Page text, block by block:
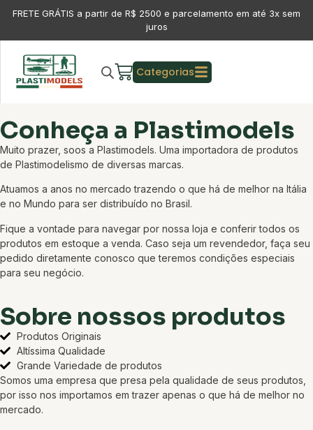
FRETE GRÁTIS a partir de R$ 2500 e parcelamento em até 3x sem
juros
Categorias
Conheça a Plastimodels
Muito prazer, soos a Plastimodels. Uma importadora de produtos
de Plastimodelismo de diversas marcas.
Atuamos a anos no mercado trazendo o que há de melhor na Itália
e no Mundo para ser distribuído no Brasil.
Fique a vontade para navegar por nossa loja e conferir todos os
produtos em estoque a venda. Caso seja um revendedor, faça seu
pedido diretamente conosco que teremos condições especiais
para seu negócio.
Sobre nossos produtos
Produtos Originais
Altíssima Qualidade
Grande Variedade de produtos
Somos uma empresa que presa pela qualidade de seus produtos,
por isso nos importamos em trazer apenas o que há de melhor no
mercado.